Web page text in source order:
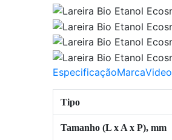
EspecificaçãoMarcaVideo
Tipo
Tamanho (L x A x P), mm